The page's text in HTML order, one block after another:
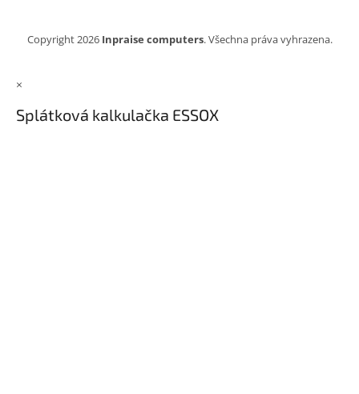
Copyright 2026 Inpraise computers. Všechna práva vyhrazena.
×
Splátková kalkulačka ESSOX